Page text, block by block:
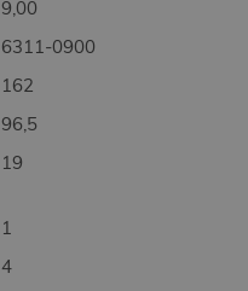
9,00
6311-0900
162
96,5
19
1
4